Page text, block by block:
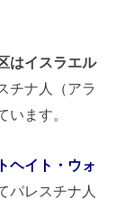
はイスラエル
チナ人（アラ
ます。
ヘイト・ウォ
パレスチナ人